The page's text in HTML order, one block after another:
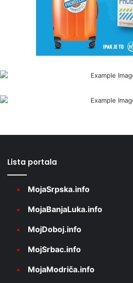
Lista portala
MojaSrpska.info
MojaBanjaLuka.info
MojDoboj.info
MojSrbac.info
MojaModriča.info